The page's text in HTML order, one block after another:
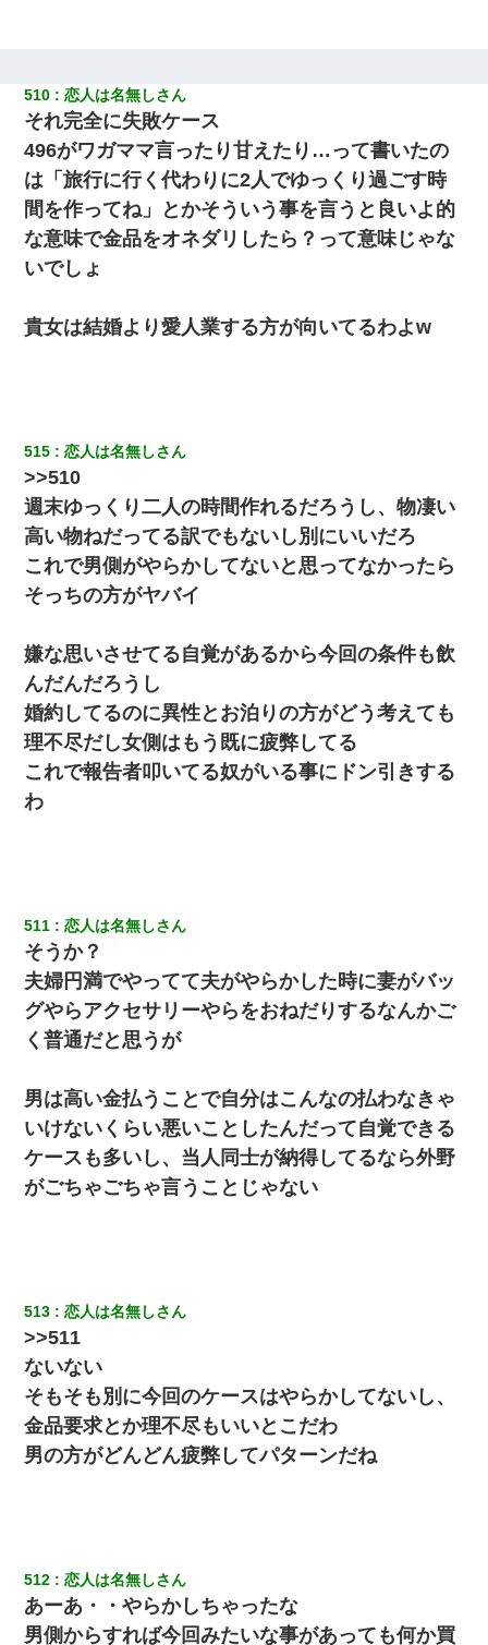
510 恋人は名無しさん
それ完全に失敗ケース
496がワガママ言ったり甘えたり…って書いたの
は「旅行に行く代わりに2人でゆっくり過ごす時
間を作ってね」とかそういう事を言うと良いよ的
な意味で金品をオネダリしたら？って意味じゃな
いでしょ
貴女は結婚より愛人業する方が向いてるわよw
515 恋人は名無しさん
>>510
週末ゆっくり二人の時間作れるだろうし、物凄い
高い物ねだってる訳でもないし別にいいだろ
これで男側がやらかしてないと思ってなかったら
そっちの方がヤバイ
嫌な思いさせてる自覚があるから今回の条件も飲
んだんだろうし
婚約してるのに異性とお泊りの方がどう考えても
理不尽だし女側はもう既に疲弊してる
これで報告者叩いてる奴がいる事にドン引きする
わ
511 恋人は名無しさん
そうか？
夫婦円満でやってて夫がやらかした時に妻がバッ
グやらアクセサリーやらをおねだりするなんかご
く普通だと思うが
男は高い金払うことで自分はこんなの払わなきゃ
いけないくらい悪いことしたんだって自覚できる
ケースも多いし、当人同士が納得してるなら外野
がごちゃごちゃ言うことじゃない
513 恋人は名無しさん
>>511
ないない
そもそも別に今回のケースはやらかしてないし、
金品要求とか理不尽もいいとこだわ
男の方がどんどん疲弊してパターンだね
512 恋人は名無しさん
あーあ・・やらかしちゃったな
男側からすれば今回みたいな事があっても何か買